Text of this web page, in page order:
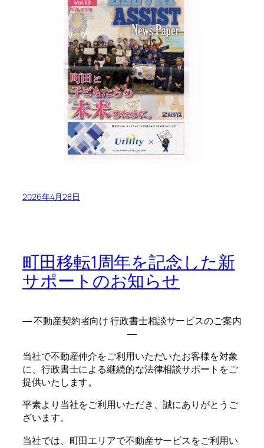
2026年4月28日
町田移転1周年を記念した新
サポートのお知らせ
― 不動産契約者向け 行政書士相談サービスのご案内
―
当社で不動産仲介をご利用いただいたお客様を対象
に、行政書士による継続的な法律相談サポートをご
提供いたします。
平素より当社をご利用いただき、誠にありがとうご
ざいます。
当社では、町田エリアで不動産サービスをご利用い